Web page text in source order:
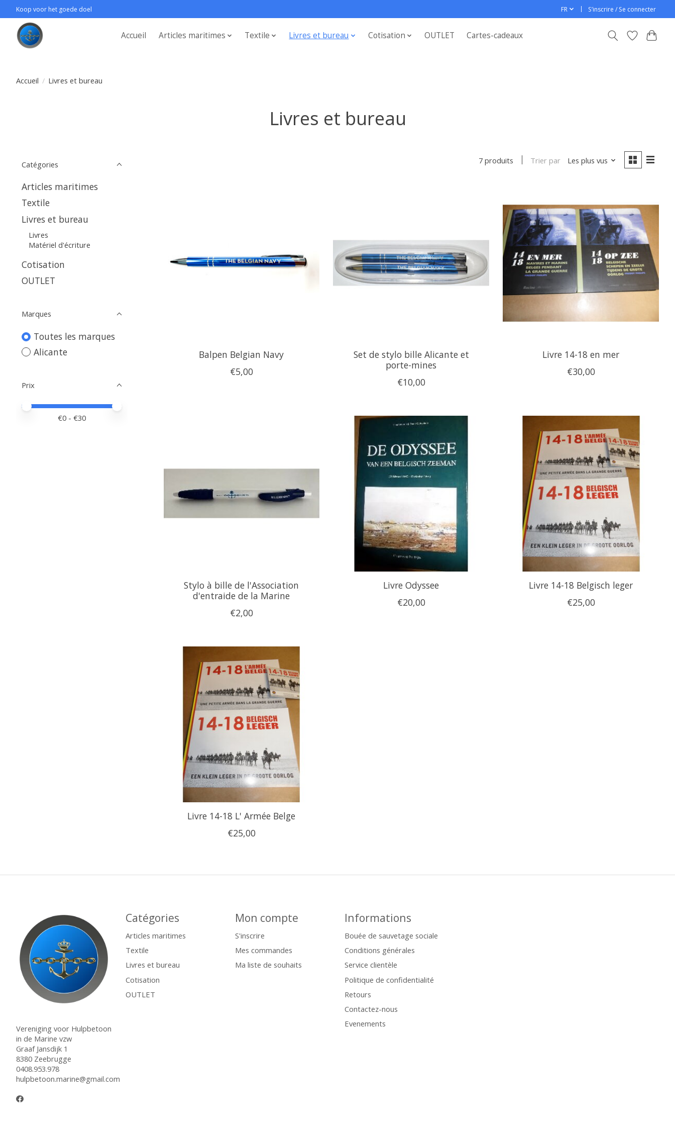
Koop voor het goede doel FR S’inscrire / Se connecter
Accueil Articles maritimes Textile Livres et bureau Cotisation OUTLET Cartes-cadeaux
Accueil / Livres et bureau
Livres et bureau
Catégories
Articles maritimes
Textile
Livres et bureau
Livres
Matériel d'écriture
Cotisation
OUTLET
Marques
Toutes les marques
Alicante
Prix
Prix minimum
Price maximum value
€0 - €30
7 produits Trier par Les plus vus
Balpen Belgian Navy
€5,00
Set de stylo bille Alicante et
porte-mines
€10,00
Livre 14-18 en mer
€30,00
Stylo à bille de l'Association
d'entraide de la Marine
€2,00
Livre Odyssee
€20,00
Livre 14-18 Belgisch leger
€25,00
Livre 14-18 L' Armée Belge
€25,00
Vereniging voor Hulpbetoon
in de Marine vzw
Graaf Jansdijk 1
8380 Zeebrugge
0408.953.978
hulpbetoon.marine@gmail.com
Catégories
Articles maritimes
Textile
Livres et bureau
Cotisation
OUTLET
Mon compte
S'inscrire
Mes commandes
Ma liste de souhaits
Informations
Bouée de sauvetage sociale
Conditions générales
Service clientèle
Politique de confidentialité
Retours
Contactez-nous
Evenements